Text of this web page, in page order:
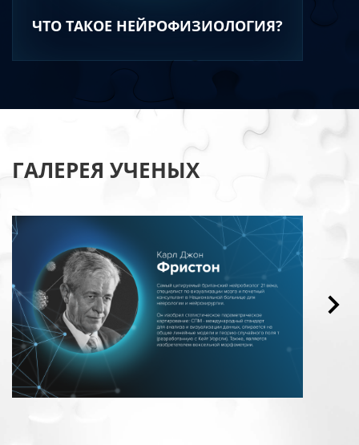
ЧТО ТАКОЕ НЕЙРОФИЗИОЛОГИЯ?
ГАЛЕРЕЯ УЧЕНЫХ